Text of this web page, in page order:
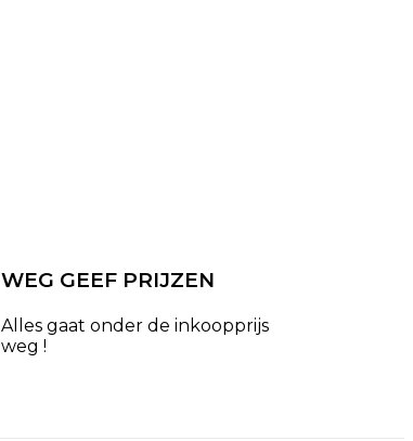
WEG GEEF PRIJZEN
Alles gaat onder de inkoopprijs
weg !